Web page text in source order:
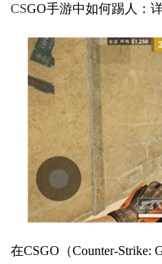
CSGO手游中如何踢人：
在CSGO（Counter-Strike: